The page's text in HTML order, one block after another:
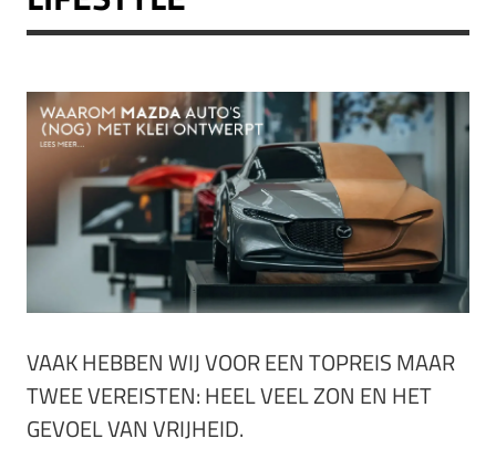
VAAK HEBBEN WIJ VOOR EEN TOPREIS MAAR
TWEE VEREISTEN: HEEL VEEL ZON EN HET
GEVOEL VAN VRIJHEID.